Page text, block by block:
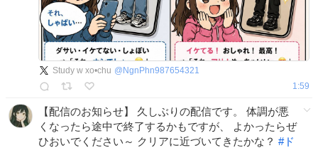
Study w xo•chu @ NgnPhn987654321
1:59
【配信のお知らせ】 久しぶりの配信です。 体調が悪
くなったら途中で終了するかもですが、 よかったらぜ
ひおいでください～ クリアに近づいてきたかな？ #ド